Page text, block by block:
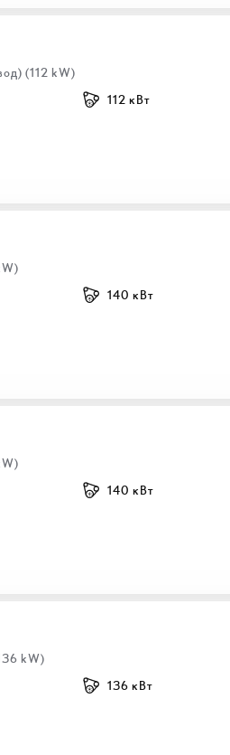
(112 kW)
112 кВт
140 кВт
140 кВт
kW)
136 кВт